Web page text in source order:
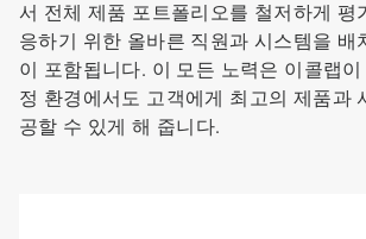
서 전체 제품 포트폴리오를 철저하게 평
응하기 위한 올바른 직원과 시스템을 배
이 포함됩니다. 이 모든 노력은 이콜랩이
정 환경에서도 고객에게 최고의 제품과
공할 수 있게 해 줍니다.